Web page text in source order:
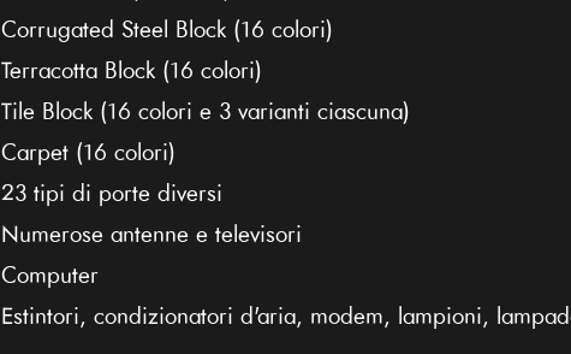
Corrugated Steel Block (16 colori)
Terracotta Block (16 colori)
Tile Block (16 colori e 3 varianti ciascuna)
Carpet (16 colori)
23 tipi di porte diversi
Numerose antenne e televisori
Computer
Estintori, condizionatori d'aria, modem, lampioni,